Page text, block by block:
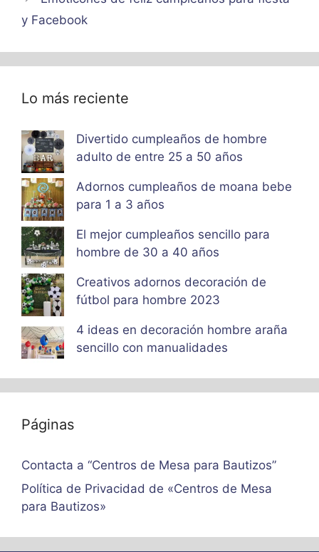
y Facebook
Lo más reciente
Divertido cumpleaños de hombre
adulto de entre 25 a 50 años
Adornos cumpleaños de moana bebe
para 1 a 3 años
El mejor cumpleaños sencillo para
hombre de 30 a 40 años
Creativos adornos decoración de
fútbol para hombre 2023
4 ideas en decoración hombre araña
sencillo con manualidades
Páginas
Contacta a “Centros de Mesa para Bautizos”
Política de Privacidad de «Centros de Mesa
para Bautizos»